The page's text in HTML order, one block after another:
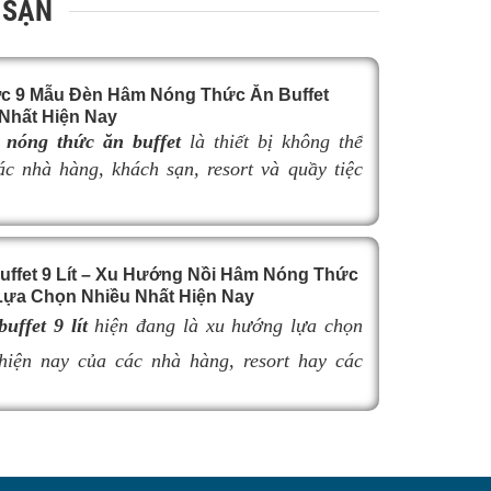
9 Mẫu Đèn Hâm Nóng Thức Ăn Buffet
Hiện Nay
thức ăn buffetlà thiết bị không thể
nhà hàng, khách sạn, resort và quầy tiệc
nóng hổi, thơm ngon trong suốt thời gian
tạo nên sự sang trọng cho khu vực trưng
việc lựa chọnđèn hâm buffetcó kích thước
có thể làm giảm hiệu quả giữ nhiệt, ảnh
Trong bài viết này, hãy cùng tìm hiểu
9 Lít – Xu Hướng Nồi Hâm Nóng Thức
Chọn Nhiều Nhất Hiện Nay
9 líthiện đang là xu hướng lựa chọn
nay của các nhà hàng, resort hay các